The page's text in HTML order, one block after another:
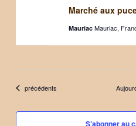
Marché aux
Mauriac Mauriac,
Évènements
précédents
S’abonner au